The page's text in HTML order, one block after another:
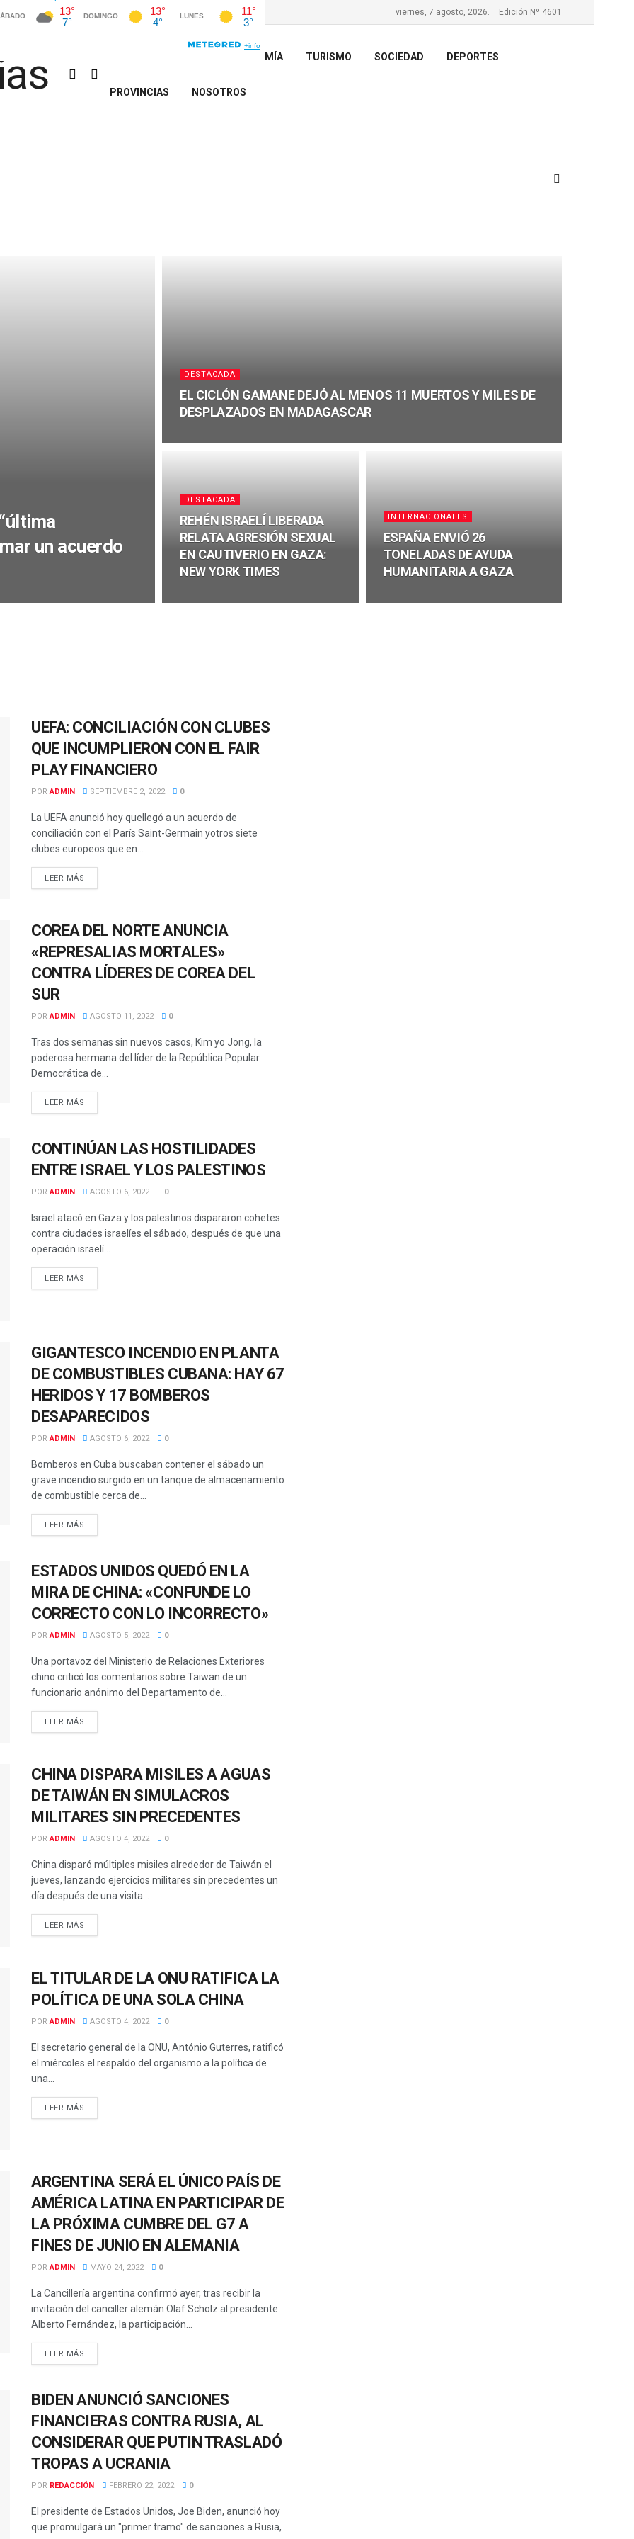
viernes, 7 agosto, 2026. Edición Nº 4601
ECONOMÍA TURISMO SOCIEDAD DEPORTES
PROVINCIAS NOSOTROS
un acuerdo
DESTACADA
EL CICLÓN GAMANE DEJÓ AL MENOS 11 MUERTOS Y MILES DE
DESPLAZADOS EN MADAGASCAR
DESTACADA
REHÉN ISRAELÍ LIBERADA
RELATA AGRESIÓN SEXUAL
EN CAUTIVERIO EN GAZA:
NEW YORK TIMES
INTERNACIONALES
ESPAÑA ENVIÓ 26
TONELADAS DE AYUDA
HUMANITARIA A GAZA
UEFA: CONCILIACIÓN CON CLUBES
QUE INCUMPLIERON CON EL FAIR
PLAY FINANCIERO
POR ADMIN SEPTIEMBRE 2, 2022 0
La UEFA anunció hoy quellegó a un acuerdo de
conciliación con el París Saint-Germain yotros siete
clubes europeos que en...
LEER MÁS
COREA DEL NORTE ANUNCIA
«REPRESALIAS MORTALES»
CONTRA LÍDERES DE COREA DEL
SUR
POR ADMIN AGOSTO 11, 2022 0
Tras dos semanas sin nuevos casos, Kim yo Jong, la
poderosa hermana del líder de la República Popular
Democrática de...
LEER MÁS
CONTINÚAN LAS HOSTILIDADES
ENTRE ISRAEL Y LOS PALESTINOS
POR ADMIN AGOSTO 6, 2022 0
Israel atacó en Gaza y los palestinos dispararon cohetes
contra ciudades israelíes el sábado, después de que una
operación israelí...
LEER MÁS
GIGANTESCO INCENDIO EN PLANTA
DE COMBUSTIBLES CUBANA: HAY 67
HERIDOS Y 17 BOMBEROS
DESAPARECIDOS
POR ADMIN AGOSTO 6, 2022 0
Bomberos en Cuba buscaban contener el sábado un
grave incendio surgido en un tanque de almacenamiento
de combustible cerca de...
LEER MÁS
ESTADOS UNIDOS QUEDÓ EN LA
MIRA DE CHINA: «CONFUNDE LO
CORRECTO CON LO INCORRECTO»
POR ADMIN AGOSTO 5, 2022 0
Una portavoz del Ministerio de Relaciones Exteriores
chino criticó los comentarios sobre Taiwan de un
funcionario anónimo del Departamento de...
LEER MÁS
CHINA DISPARA MISILES A AGUAS
DE TAIWÁN EN SIMULACROS
MILITARES SIN PRECEDENTES
POR ADMIN AGOSTO 4, 2022 0
China disparó múltiples misiles alrededor de Taiwán el
jueves, lanzando ejercicios militares sin precedentes un
día después de una visita...
LEER MÁS
EL TITULAR DE LA ONU RATIFICA LA
POLÍTICA DE UNA SOLA CHINA
POR ADMIN AGOSTO 4, 2022 0
El secretario general de la ONU, António Guterres, ratificó
el miércoles el respaldo del organismo a la política de
una...
LEER MÁS
ARGENTINA SERÁ EL ÚNICO PAÍS DE
AMÉRICA LATINA EN PARTICIPAR DE
LA PRÓXIMA CUMBRE DEL G7 A
FINES DE JUNIO EN ALEMANIA
POR ADMIN MAYO 24, 2022 0
La Cancillería argentina confirmó ayer, tras recibir la
invitación del canciller alemán Olaf Scholz al presidente
Alberto Fernández, la participación...
LEER MÁS
BIDEN ANUNCIÓ SANCIONES
FINANCIERAS CONTRA RUSIA, AL
CONSIDERAR QUE PUTIN TRASLADÓ
TROPAS A UCRANIA
POR REDACCIÓN FEBRERO 22, 2022 0
El presidente de Estados Unidos, Joe Biden, anunció hoy
que promulgará un "primer tramo" de sanciones a Rusia,